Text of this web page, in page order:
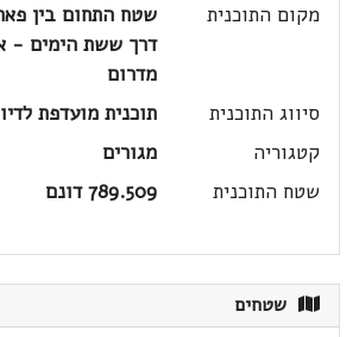
מקום התוכנית
שטח התחום בין
דרך ששת הימים -
מדרום
סיווג התוכנית
תוכנית מועדפת
קטגוריה
מגורים
שטח התוכנית
789.509 דונם
שטחים